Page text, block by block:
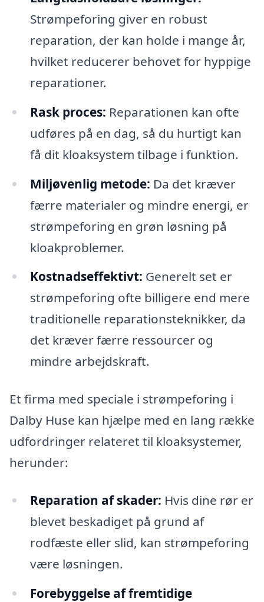
Strømpeforing giver en robust
reparation, der kan holde i mange år,
hvilket reducerer behovet for hyppige
reparationer.
Rask proces: Reparationen kan ofte
udføres på en dag, så du hurtigt kan
få dit kloaksystem tilbage i funktion.
Miljøvenlig metode: Da det kræver
færre materialer og mindre energi, er
strømpeforing en grøn løsning på
kloakproblemer.
Kostnadseffektivt: Generelt set er
strømpeforing ofte billigere end mere
traditionelle reparationsteknikker, da
det kræver færre ressourcer og
mindre arbejdskraft.
Et firma med speciale i strømpeforing i
Dalby Huse kan hjælpe med en lang række
udfordringer relateret til kloaksystemer,
herunder:
Reparation af skader: Hvis dine rør er
blevet beskadiget på grund af
rodfæste eller slid, kan strømpeforing
være løsningen.
Forebyggelse af fremtidige